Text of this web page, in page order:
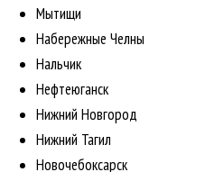
Мытищи
Набережные Челны
Нальчик
Нефтеюганск
Нижний Новгород
Нижний Тагил
Новочебоксарск